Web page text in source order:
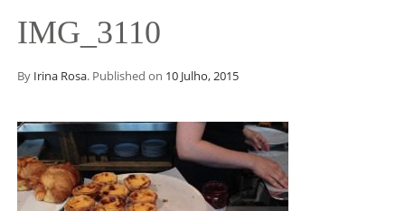
IMG_3110
By Irina Rosa. Published on 10 Julho, 2015